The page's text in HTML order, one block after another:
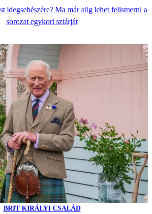
idegsebészére? Ma már alig lehet felismerni a
sorozat egykori sztárját
BRIT KIRÁLYI CSALÁD